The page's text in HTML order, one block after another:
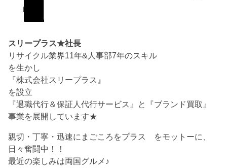
スリープラス★社長
リサイクル業界11年&人事部7年のスキル
を生かし
『株式会社スリープラス』
を設立
『退職代行＆保証人代行サービス』と『ブランド買取』
事業を展開しています★
親切・丁寧・迅速にまごころをプラス をモットーに、
日々奮闘中！！
最近の楽しみは両国グルメ♪